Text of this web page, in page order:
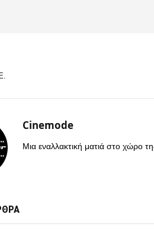
Cinemode
Μια εναλλακτική ματιά στο χώρο